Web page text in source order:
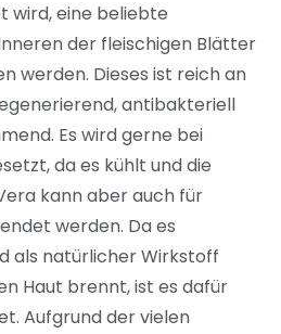
wird, eine beliebte
der fleischigen Blätter
werden. Dieses ist reich an
antibakteriell
Es wird gerne bei
da es kühlt und die
kann aber auch für
werden. Da es
als natürlicher Wirkstoff
Haut brennt, ist es dafür
Aufgrund der vielen